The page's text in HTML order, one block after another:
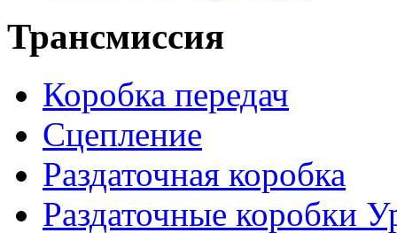
Трансмиссия
Коробка передач
Сцепление
Раздаточная коробка
Раздаточные коробки